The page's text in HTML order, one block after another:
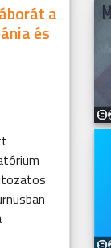
a
és